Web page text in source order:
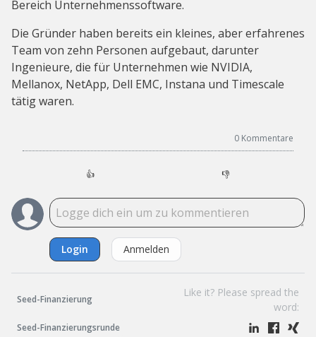
Bereich Unternehmenssoftware.
Die Gründer haben bereits ein kleines, aber erfahrenes
Team von zehn Personen aufgebaut, darunter
Ingenieure, die für Unternehmen wie NVIDIA,
Mellanox, NetApp, Dell EMC, Instana und Timescale
tätig waren.
0 Kommentare
👍 👎
Login Anmelden
Seed-Finanzierung
Seed-Finanzierungsrunde
Like it? Please spread the
word: